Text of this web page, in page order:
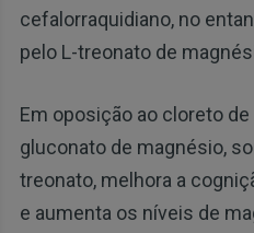
cefalorraquidiano, no
pelo L-treonato de
Em oposição ao cloreto
gluconato de magnésio,
treonato, melhora a
e aumenta os níveis de